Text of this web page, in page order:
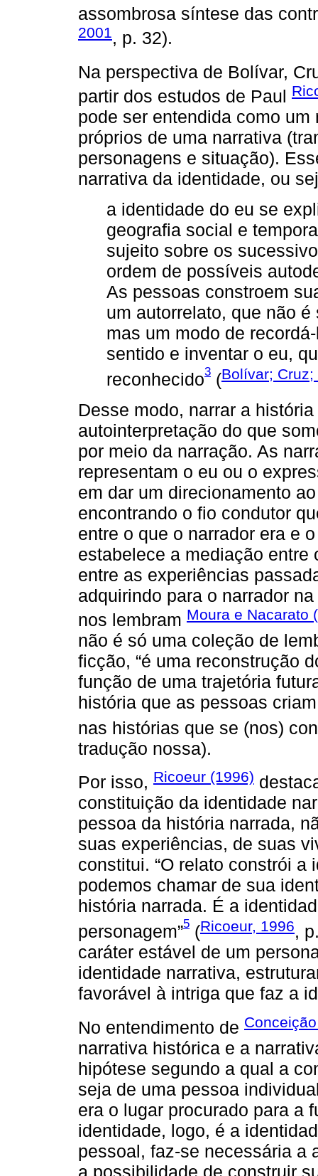
assombrosa síntese das
2001, p. 32).
Na perspectiva de Bolívar,
partir dos estudos de Paul
pode ser entendida como
próprios de uma narrativa
personagens e situação).
narrativa da identidade, ou
a identidade do eu se
geografia social e
sujeito sobre os
ordem de possíveis
As pessoas constroem
um autorrelato, que não
mas um modo de
sentido e inventar o eu,
reconhecido3 (Bolívar;
Desse modo, narrar a
autointerpretação do que
por meio da narração. As
representam o eu ou o
em dar um direcionamento
encontrando o fio condutor
entre o que o narrador era e
estabelece a mediação entre
entre as experiências
adquirindo para o narrador
nos lembram Moura e Nacarato
não é só uma coleção de
ficção, “é uma reconstrução
função de uma trajetória
história que as pessoas
nas histórias que se (nos)
tradução nossa).
Por isso, Ricoeur (1996)
constituição da identidade
pessoa da história narrada,
suas experiências, de suas
constitui. “O relato constrói a
podemos chamar de sua
história narrada. É a
personagem”5 (Ricoeur, 1996,
caráter estável de um
identidade narrativa,
favorável à intriga que faz a
No entendimento de
narrativa histórica e a
hipótese segundo a qual a
seja de uma pessoa
era o lugar procurado para a
identidade, logo, é a
pessoal, faz-se necessária a
a possibilidade de construir